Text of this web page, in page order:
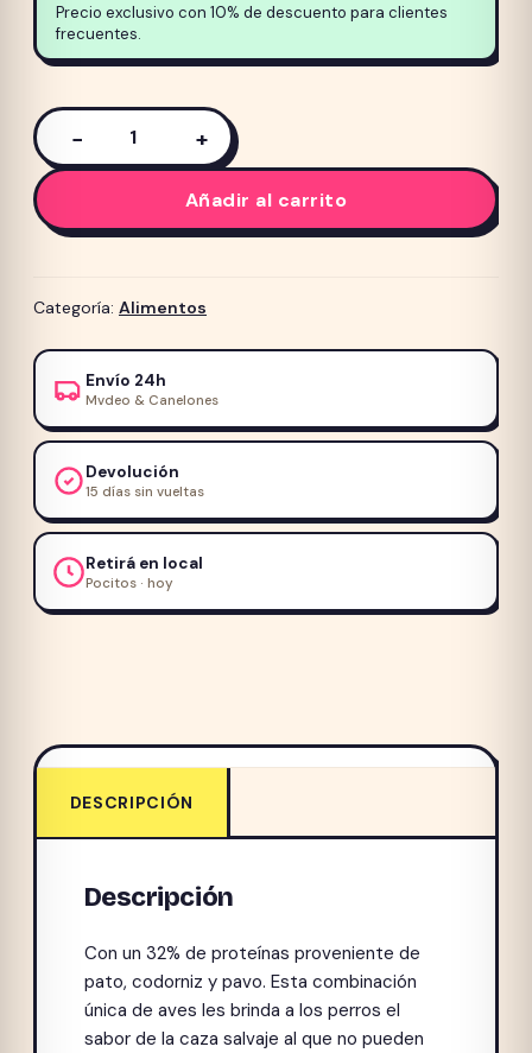
Precio exclusivo con 10% de descuento para clientes
frecuentes.
Taste
of
the
Wild
Wetlands
con
Pato
Asado
Grain
Free
2kg
cantidad
− +
Añadir al carrito
Categoría: Alimentos
Envío 24h
Mvdeo & Canelones
Devolución
15 días sin vueltas
Retirá en local
Pocitos · hoy
DESCRIPCIÓN
Descripción
Con un 32% de proteínas proveniente de
pato, codorniz y pavo. Esta combinación
única de aves les brinda a los perros el
sabor de la caza salvaje al que no pueden